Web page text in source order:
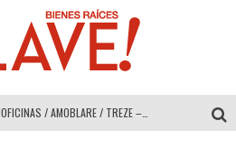
MULTIOFICINAS / AMOBLARE / TREZE – Especial Interiorismo & Decoración 2026